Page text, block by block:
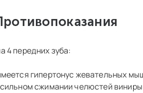
4 передних зуба:
гипертонус жевательных
сжимании челюстей